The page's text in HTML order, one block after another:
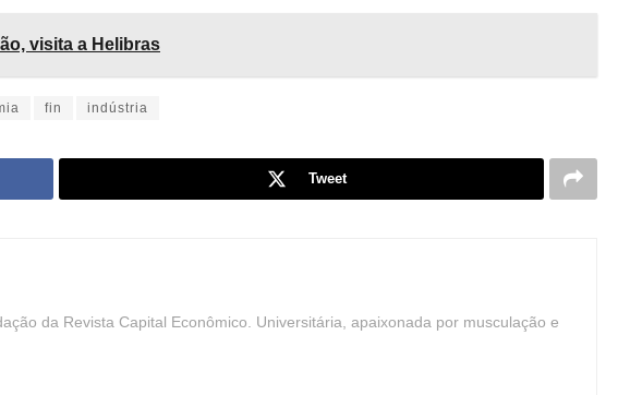
visita a Helibras
fin indústria
Tweet
da Revista Capital Econômico. Universitária, apaixonada por musculação e